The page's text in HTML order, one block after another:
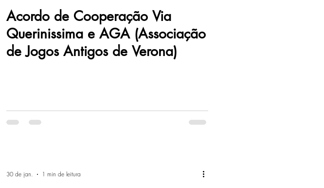
Acordo de Cooperação Via
Querinissima e AGA (Associação
de Jogos Antigos de Verona)
30 de jan. 1 min de leitura